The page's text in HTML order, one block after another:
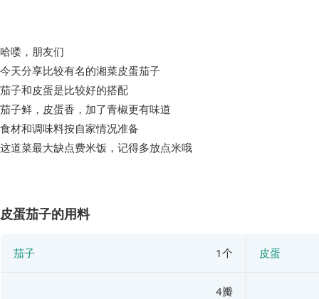
哈喽，朋友们
今天分享比较有名的湘菜皮蛋茄子
茄子和皮蛋是比较好的搭配
茄子鲜，皮蛋香，加了青椒更有味道
食材和调味料按自家情况准备
皮蛋茄子的用料
茄子 1个 皮蛋
4瓣